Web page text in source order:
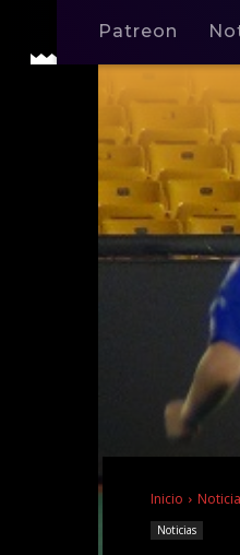
Patreon
Inicio
Noticias